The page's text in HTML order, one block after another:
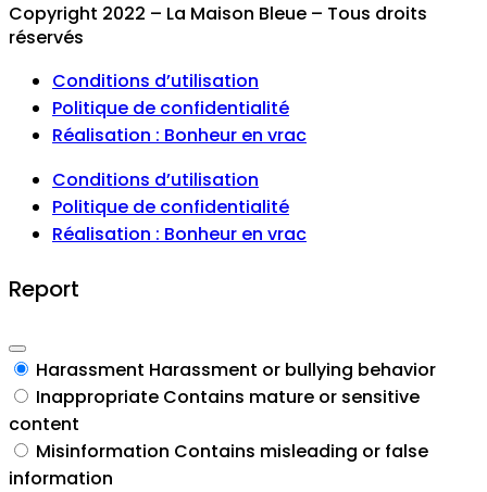
Copyright 2022 – La Maison Bleue – Tous droits
réservés
Conditions d’utilisation
Politique de confidentialité
Réalisation : Bonheur en vrac
Conditions d’utilisation
Politique de confidentialité
Réalisation : Bonheur en vrac
Report
Harassment Harassment or bullying behavior
Inappropriate Contains mature or sensitive
content
Misinformation Contains misleading or false
information